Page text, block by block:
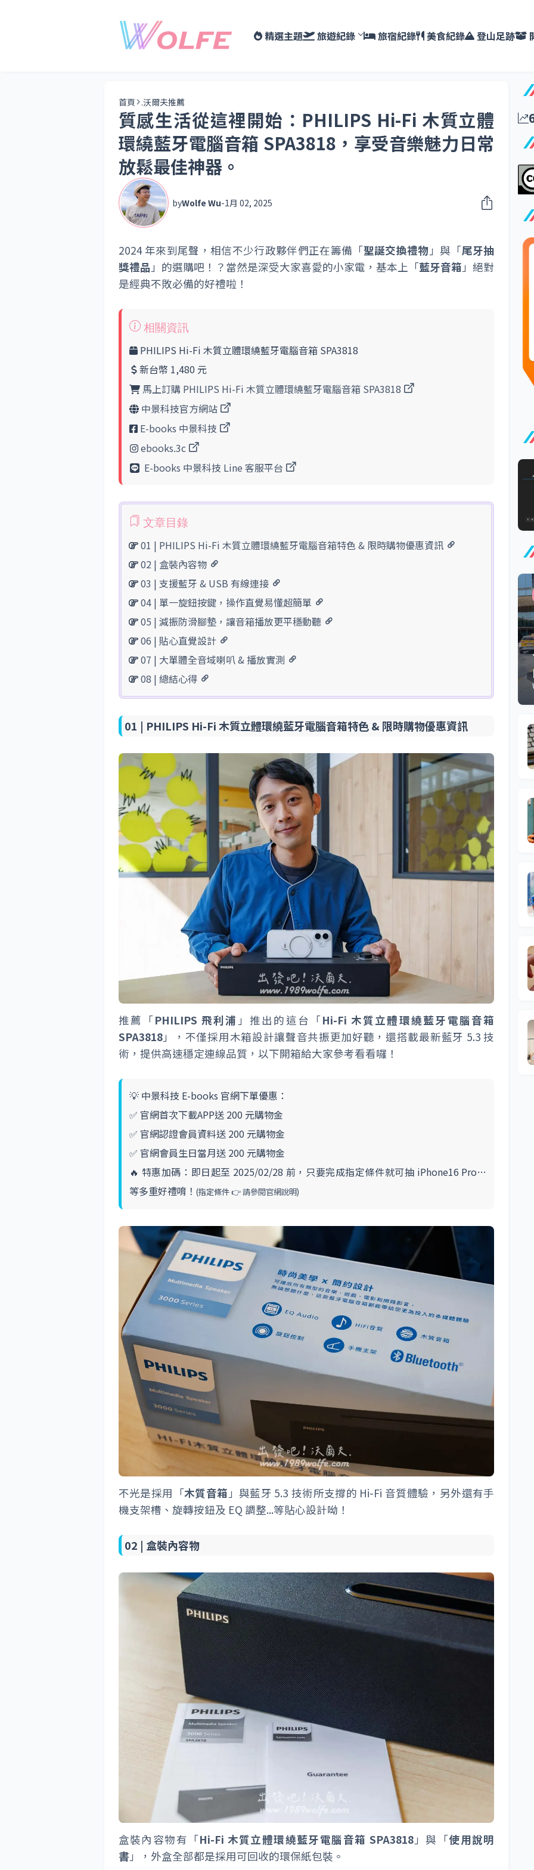
精選主題 旅遊紀錄 旅宿紀錄 美食紀錄 登山足跡
首頁 .沃爾夫推薦
質感生活從這裡開始：PHILIPS Hi-Fi 木質立體
環繞藍牙電腦音箱 SPA3818，享受音樂魅力日常
放鬆最佳神器。
byWolfe Wu-1月 02, 2025
2024 年來到尾聲，相信不少行政夥伴們正在籌備「聖誕交換禮物」與「尾牙抽
獎禮品」的選購吧！？當然是深受大家喜愛的小家電，基本上「藍牙音箱」絕對
是經典不敗必備的好禮啦！
PHILIPS Hi-Fi 木質立體環繞藍牙電腦音箱 SPA3818
新台幣 1,480 元
馬上訂購 PHILIPS Hi-Fi 木質立體環繞藍牙電腦音箱 SPA3818
中景科技官方網站
E-books 中景科技
ebooks.3c
E-books 中景科技 Line 客服平台
01 | PHILIPS Hi-Fi 木質立體環繞藍牙電腦音箱特色 & 限時購物優惠資訊
02 | 盒裝內容物
03 | 支援藍牙 & USB 有線連接
04 | 單一旋鈕按鍵，操作直覺易懂超簡單
05 | 減振防滑腳墊，讓音箱播放更平穩動聽
06 | 貼心直覺設計
07 | 大單體全音域喇叭 & 播放實測
08 | 總結心得
01 | PHILIPS Hi-Fi 木質立體環繞藍牙電腦音箱特色 & 限時購物優惠資訊
推薦「PHILIPS 飛利浦 」推出的這台「Hi-Fi 木質立體環繞藍牙電腦音箱
SPA3818」，不僅採用木箱設計讓聲音共振更加好聽，還搭載最新藍牙 5.3 技
術，提供高速穩定連線品質，以下開箱給大家參考看看囉！
💡 中景科技 E-books 官網下單優惠：
✅ 官網首次下載APP送 200 元購物金
✅ 官網認證會員資料送 200 元購物金
✅ 官網會員生日當月送 200 元購物金
🔥 特惠加碼：即日起至 2025/02/28 前，只要完成指定條件就可抽 iPhone16 Pro…
等多重好禮唷！ (指定條件 👉請參閱官網說明)
不光是採用「木質音箱」與藍牙 5.3 技術所支撐的 Hi-Fi 音質體驗，另外還有手
機支架槽、旋轉按鈕及 EQ 調整...等貼心設計呦！
02 | 盒裝內容物
盒裝內容物有「Hi-Fi 木質立體環繞藍牙電腦音箱 SPA3818」與「使用說明
書 」，外盒全部都是採用可回收的環保紙包裝。